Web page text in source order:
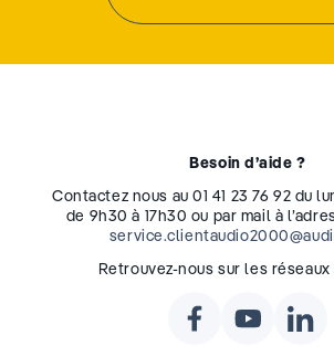
Besoin d’aide ?
Contactez nous au 01 41 23 76 92 du
de 9h30 à 17h30 ou par mail à
Retrouvez-nous sur les réseaux